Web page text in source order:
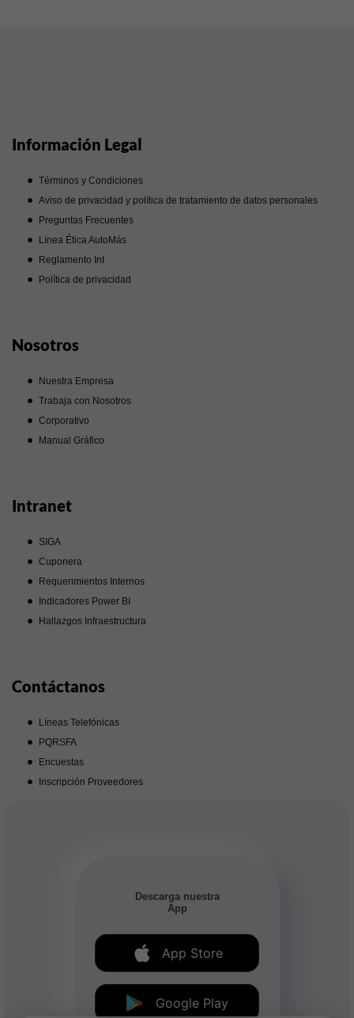
Información Legal
Términos y Condiciones
Aviso de privacidad y política de tratamiento de datos personales
Preguntas Frecuentes
Línea Ética AutoMás
Reglamento Int
Política de privacidad
Nosotros
Nuestra Empresa
Trabaja con Nosotros
Corporativo
Manual Gráfico
Intranet
SIGA
Cuponera
Requerimientos Internos
Indicadores Power BI
Hallazgos Infraestructura
Contáctanos
Líneas Telefónicas
PQRSFA
Encuestas
Inscripción Proveedores
Descarga nuestra
App
App Store
Google Play